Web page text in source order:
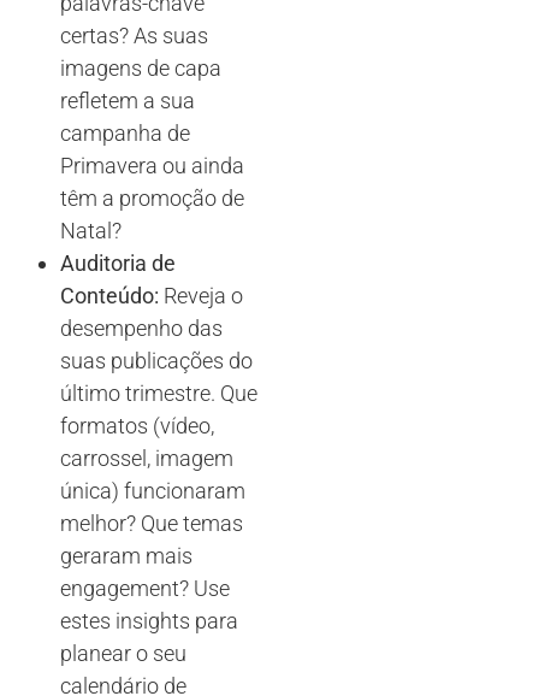
certas? As suas
imagens de capa
refletem a sua
campanha de
Primavera ou ainda
têm a promoção de
Natal?
Auditoria de
Conteúdo: Reveja o
desempenho das
suas publicações do
último trimestre. Que
formatos (vídeo,
carrossel, imagem
única) funcionaram
melhor? Que temas
geraram mais
engagement? Use
estes insights para
planear o seu
calendário de